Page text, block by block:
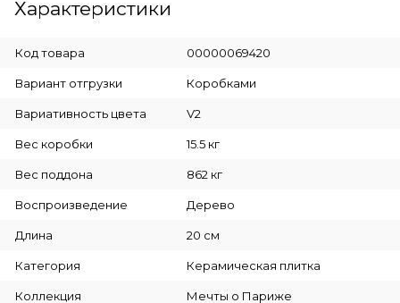
Характеристики
Код товара 00000069420
Вариант отгрузки Коробками
Вариативность цвета V2
Вес коробки 15.5 кг
Вес поддона 862 кг
Воспроизведение Дерево
Длина 20 см
Категория Керамическая плитка
Коллекция Мечты о Париже